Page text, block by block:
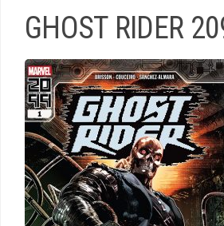
GHOST RIDER